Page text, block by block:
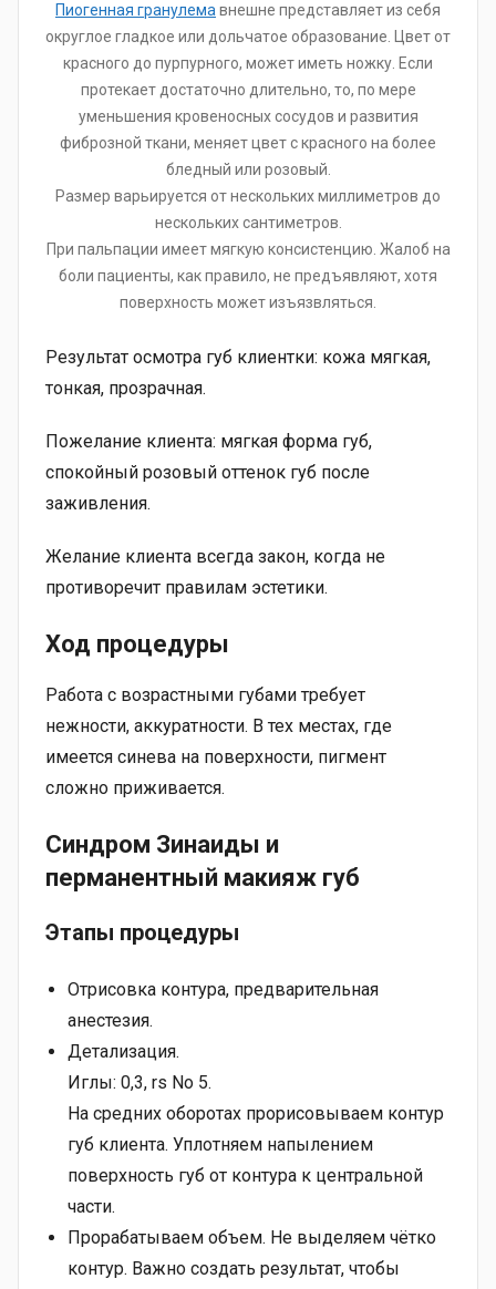
Пиогенная гранулемавнешне представляет из себя
округлое гладкое или дольчатое образование. Цвет от
красного до пурпурного, может иметь ножку. Если
протекает достаточно длительно, то, по мере
уменьшения кровеносных сосудов и развития
фиброзной ткани, меняет цвет с красного на более
бледный или розовый.
Размер варьируется от нескольких миллиметров до
нескольких сантиметров.
При пальпации имеет мягкую консистенцию. Жалоб на
боли пациенты, как правило, не предъявляют, хотя
поверхность может изъязвляться.
Результат осмотра губ клиентки: кожа мягкая,
тонкая, прозрачная.
Пожелание клиента: мягкая форма губ,
спокойный розовый оттенок губ после
заживления.
Желание клиента всегда закон, когда не
противоречит правилам эстетики.
Ход процедуры
Работа с возрастными губами требует
нежности, аккуратности. В тех местах, где
имеется синева на поверхности, пигмент
сложно приживается.
Синдром Зинаиды и
перманентный макияж губ
Этапы процедуры
Отрисовка контура, предварительная
анестезия.
Детализация.
Иглы: 0,3, rs No 5.
На средних оборотах прорисовываем контур
губ клиента. Уплотняем напылением
поверхность губ от контура к центральной
части.
Прорабатываем объем. Не выделяем чётко
контур. Важно создать результат, чтобы